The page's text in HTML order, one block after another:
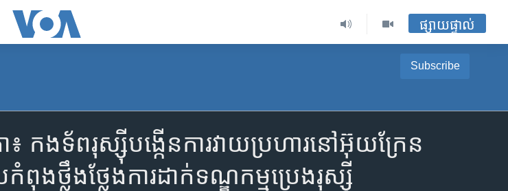
ផ្សាយផ្ទាល់
Subscribe
Apple Podcasts
កងទ័ពរុស្ស៊ី​បង្កើន​ការវាយប្រហារ​នៅ​អ៊ុយក្រែន
ថ្លឹងថ្លែង​ការដាក់​ទណ្ឌកម្ម​ប្រេងរុស្ស៊ី